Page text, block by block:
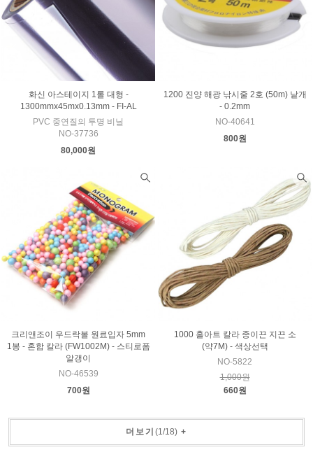
화신 아스테이지 1롤 대형 -
1300mmx45mx0.13mm - FI-AL
PVC 중연질의 투명 비닐
NO-37736
80,000원
1200 진양 해광 낚시줄 2호 (50m) 낱개
- 0.2mm
NO-40641
800원
크리앤조이 우드락볼 원료입자 5mm
1봉 - 혼합 칼라 (FW1002M) - 스티로폼
알갱이
NO-46539
700원
1000 홀아트 칼라 종이끈 지끈 소
(약7M) - 색상선택
NO-5822
1,000원
660원
더보기 (1/18) +